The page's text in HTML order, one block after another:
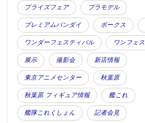
プライズフェア プラモデル
プレミアムバンダイ ボークス
ワンダーフェスティバル ワンフェス
展示 撮影会 新店情報
東京アニメセンター 秋葉原
秋葉原 フィギュア情報 艦これ
艦隊これくしょん 記者会見